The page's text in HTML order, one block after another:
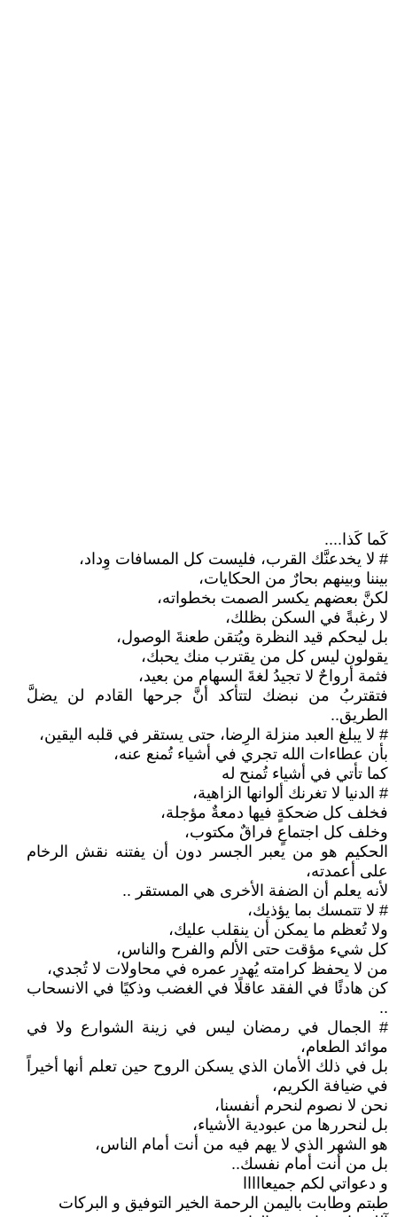
كَما كَذا....
# لا يخدعنَّك القرب، فليست كل المسافات وِداد،
بيننا وبينهم بحارٌ من الحكايات،
لكنَّ بعضهم يكسر الصمت بخطواته،
لا رغبةً في السكن بظلك،
بل ليحكم قيد النظرة ويُتقن طعنةَ الوصول،
يقولون ليس كل من يقترب منك يحبك،
فثمة أرواحٌ لا تجيدُ لغةَ السهام من بعيد،
فتقتربُ من نبضك لتتأكد أنَّ جرحها القادم لن يضلَّ
الطريق..
# لا يبلغ العبد منزلة الرِضا، حتى يستقر في قلبه اليقين،
بأن عطاءات الله تجري في أشياء تُمنع عنه،
كما تأتي في أشياء تُمنح له
# الدنيا لا تغرنك ألوانها الزاهية،
فخلف كل ضحكةٍ فيها دمعةٌ مؤجلة،
وخلف كل اجتماعٍ فراقٌ مكتوب،
الحكيم هو من يعبر الجسر دون أن يفتنه نقش الرخام
على أعمدته،
لأنه يعلم أن الضفة الأخرى هي المستقر ..‏
# لا تتمسك بما يؤذيك،
ولا تُعظم ما يمكن أن ينقلب عليك،
كل شيء مؤقت حتى الألم والفرح والناس،
من لا يحفظ كرامته يُهدر عمره في محاولات لا تُجدي،
كن هادئًا في الفقد عاقلًا في الغضب وذكيًا في الانسحاب
..‏
# الجمال في رمضان ليس في زينة الشوارع ولا في
موائد الطعام،
بل في ذلك الأمان الذي يسكن الروح حين تعلم أنها أخيراً
في ضيافة الكريم،
نحن لا نصوم لنحرم أنفسنا،
بل لنحررها من عبودية الأشياء،
هو الشهر الذي لا يهم فيه من أنت أمام الناس،
بل من أنت أمام نفسك..
و دعواتي لكم جميعااااا
طبتم وطابت باليمن الرحمة الخير التوفيق و البركات